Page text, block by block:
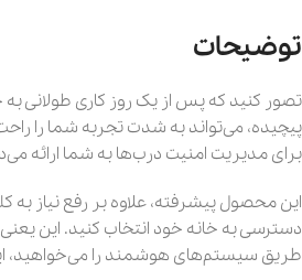
توضیحات
تصور کنید که پس از یک روز کاری طولانی
برای مدیریت امنیت درب‌ها به شما ارائه
این محصول پیشرفته، علاوه بر رفع نیاز به
طریق سیستم‌های هوشمند را می‌خواهید،